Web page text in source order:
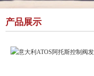
产品展示